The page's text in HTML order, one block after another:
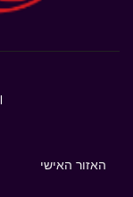
האזור האישי